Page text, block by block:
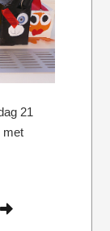
21
met